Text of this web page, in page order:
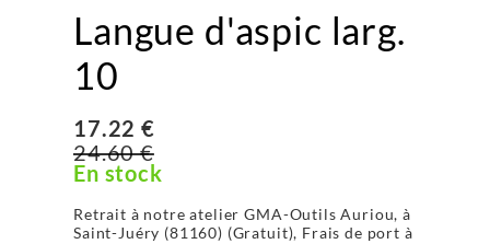
Langue d'aspic larg.
10
17.22 €
24.60 €
En stock
Retrait à notre atelier GMA-Outils Auriou, à
Saint-Juéry (81160) (Gratuit), Frais de port à